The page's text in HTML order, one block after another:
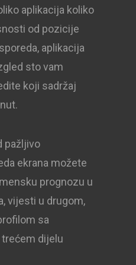
aplikacija koliko
od pozicije
aplikacija
sto vam
koji sadržaj
pažljivo
ekrana možete
prognozu u
​​vijesti u drugom,
sa
dijelu